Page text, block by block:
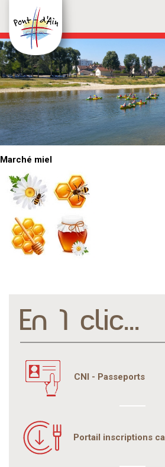
Marché miel
En 1 clic...
CNI - Passeports
Portail inscriptions